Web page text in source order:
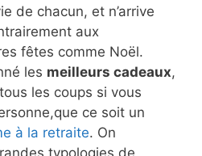
de chacun, et n’arrive
aux
fêtes comme Noël.
les meilleurs cadeaux,
les coups si vous
ce soit un
à la retraite. On
typologies de